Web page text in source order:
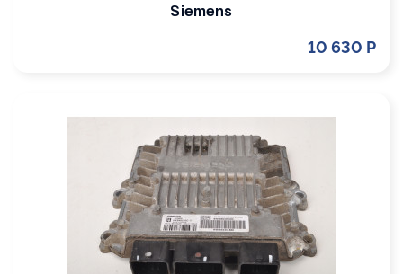
Siemens
10 630 Р